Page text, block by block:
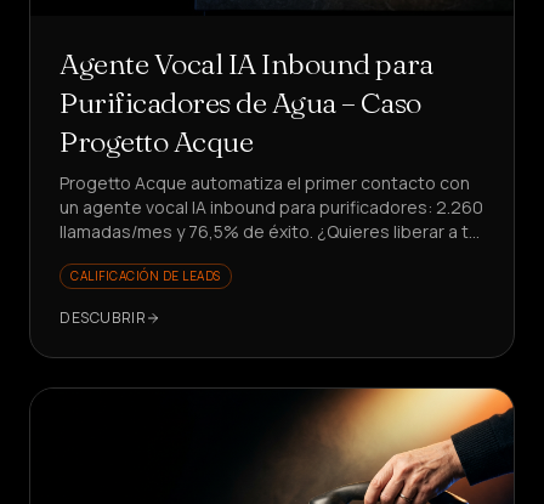
Agente Vocal IA Inbound para
Purificadores de Agua – Caso
Progetto Acque
Progetto Acque automatiza el primer contacto con
un agente vocal IA inbound para purificadores: 2.260
llamadas/mes y 76,5% de éxito. ¿Quieres liberar a tu
CALIFICACIÓN DE LEADS
DESCUBRIR